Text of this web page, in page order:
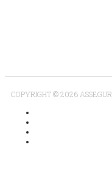
COPYRIGHT © 2026 ASSEGUR